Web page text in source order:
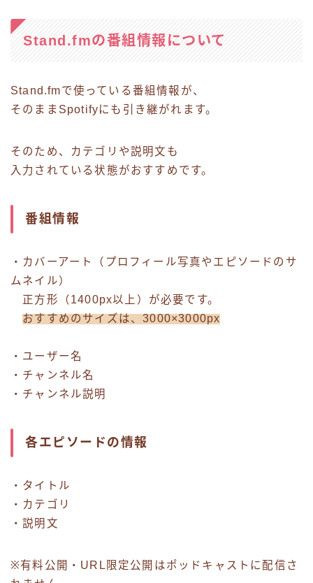
Stand.fmの番組情報について
Stand.fmで使っている番組情報が、
そのままSpotifyにも引き継がれます。
そのため、カテゴリや説明文も
入力されている状態がおすすめです。
番組情報
・カバーアート（プロフィール写真やエピソードのサ
ムネイル）
正方形（1400px以上）が必要です。
おすすめのサイズは、3000×3000px
・ユーザー名
・チャンネル名
・チャンネル説明
各エピソードの情報
・タイトル
・カテゴリ
・説明文
※有料公開・URL限定公開はポッドキャストに配信さ